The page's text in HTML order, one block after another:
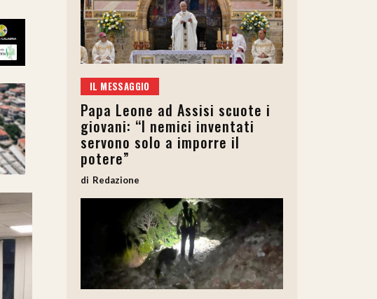
IL MESSAGGIO
Papa Leone ad Assisi scuote i
giovani: “I nemici inventati
servono solo a imporre il
potere”
Redazione